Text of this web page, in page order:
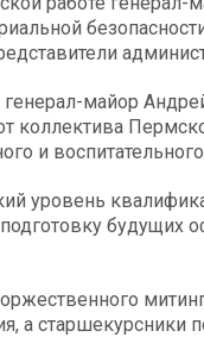
майор
коллектива
и
уровень
будущих
а